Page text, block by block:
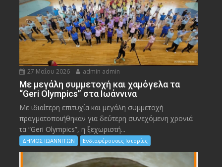
27 Μαΐου 2026 admin admin
Με μεγάλη συμμετοχή και χαμόγελα τα
“Geri Olympics” στα Ιωάννινα
Με ιδιαίτερη επιτυχία και μεγάλη συμμετοχή
πραγματοποιήθηκαν για δεύτερη συνεχόμενη χρονιά
τα “Geri Olympics”, η ξεχωριστή...
ΔΗΜΟΣ ΙΩΑΝΝΙΤΩΝ Ενδιαφέρουσες Ιστορίες